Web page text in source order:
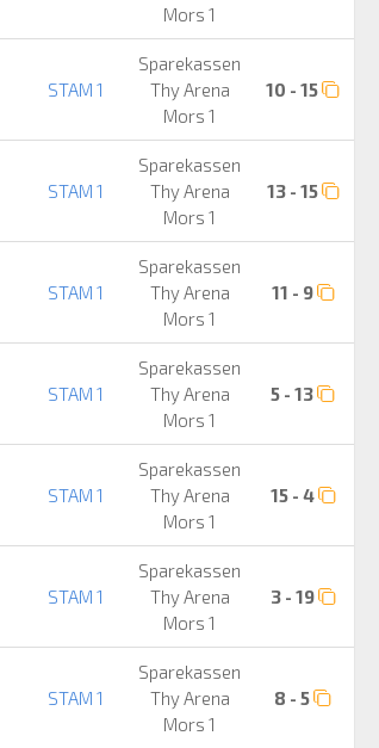
Mors 1
STAM 1
Sparekassen
Thy Arena
Mors 1
10 - 15
STAM 1
Sparekassen
Thy Arena
Mors 1
13 - 15
STAM 1
Sparekassen
Thy Arena
Mors 1
11 - 9
STAM 1
Sparekassen
Thy Arena
Mors 1
5 - 13
STAM 1
Sparekassen
Thy Arena
Mors 1
15 - 4
STAM 1
Sparekassen
Thy Arena
Mors 1
3 - 19
STAM 1
Sparekassen
Thy Arena
Mors 1
8 - 5